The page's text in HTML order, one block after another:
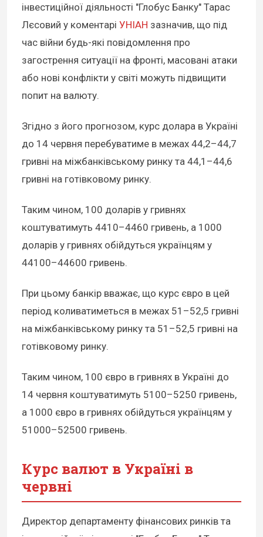
інвестиційної діяльності "Глобус Банку" Тарас
Лєсовий у коментарі УНІАН зазначив, що під
час війни будь-які повідомлення про
загострення ситуації на фронті, масовані атаки
або нові конфлікти у світі можуть підвищити
попит на валюту.
Згідно з його прогнозом, курс долара в Україні
до 14 червня перебуватиме в межах 44,2–44,7
гривні на міжбанківському ринку та 44,1–44,6
гривні на готівковому ринку.
Таким чином, 100 доларів у гривнях
коштуватимуть 4410–4460 гривень, а 1000
доларів у гривнях обійдуться українцям у
44100–44600 гривень.
При цьому банкір вважає, що курс євро в цей
період коливатиметься в межах 51–52,5 гривні
на міжбанківському ринку та 51–52,5 гривні на
готівковому ринку.
Таким чином, 100 євро в гривнях в Україні до
14 червня коштуватимуть 5100–5250 гривень,
а 1000 євро в гривнях обійдуться українцям у
51000–52500 гривень.
Курс валют в Україні в
червні
Директор департаменту фінансових ринків та